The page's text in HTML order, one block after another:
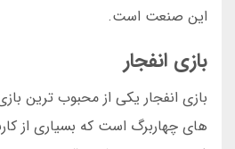
این صنعت است.
بازی انفجار
بازی انفجار یکی از محبوب ترین
های چهاربرگ است که بسیاری از